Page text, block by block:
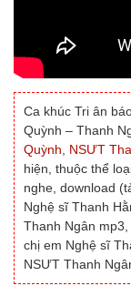
Ca khúc Tri ân
Quỳnh – Thanh
Quỳnh
NSƯT
hiện, thuộc thể
nghe, download
Nghệ sĩ Thanh
Thanh Ngân
chị em Nghệ sĩ
NSƯT Thanh